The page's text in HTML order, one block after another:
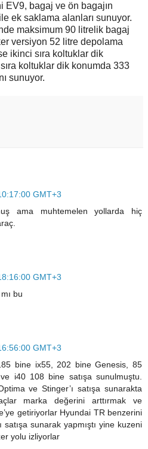
EV9, bagaj ve ön bagajın
ek saklama alanları sunuyor.
maksimum 90 litrelik bagaj
versiyon 52 litre depolama
ikinci sıra koltuklar dik
koltuklar dik konumda 333
sunuyor.
GMT+3
ama muhtemelen yollarda hiç
GMT+3
bu
GMT+3
bine ix55, 202 bine Genesis, 85
i40 108 bine satışa sunulmuştu.
ve Stinger’ı satışa sunarakta
marka değerini arttırmak ve
getiriyorlar Hyundai TR benzerini
satışa sunarak yapmıştı yine kuzeni
yolu izliyorlar